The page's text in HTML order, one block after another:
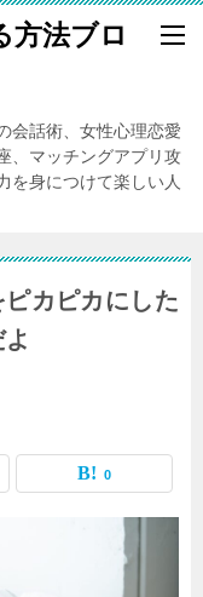
方法ブロ
会話術、女性心理恋愛
、マッチングアプリ攻
を身につけて楽しい人
カピカにした
0